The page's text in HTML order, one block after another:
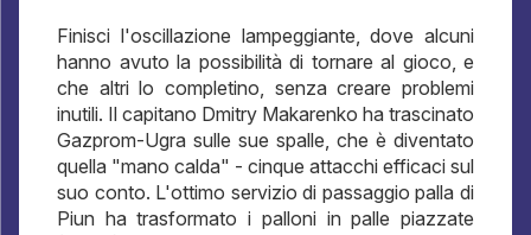
Finisci l'oscillazione lampeggiante, dove alcuni
hanno avuto la possibilità di tornare al gioco, e
che altri lo completino, senza creare problemi
inutili. Il capitano Dmitry Makarenko ha trascinato
Gazprom-Ugra sulle sue spalle, che è diventato
quella "mano calda" - cinque attacchi efficaci sul
suo conto. L'ottimo servizio di passaggio palla di
Piun ha trasformato i palloni in palle piazzate